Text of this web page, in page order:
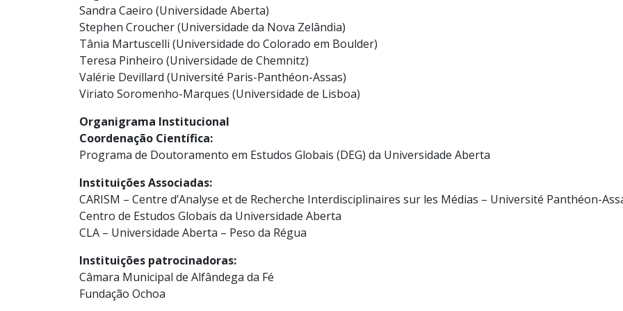
Sandra Caeiro (Universidade Aberta)
Stephen Croucher (Universidade da Nova Zelândia)
Tânia Martuscelli (Universidade do Colorado em Boulder)
Teresa Pinheiro (Universidade de Chemnitz)
Valérie Devillard (Université Paris-Panthéon-Assas)
Viriato Soromenho-Marques (Universidade de Lisboa)
Organigrama Institucional
Coordenação Científica:
Programa de Doutoramento em Estudos Globais (DEG) da Universidade Aberta
Instituições Associadas:
CARISM – Centre d’Analyse et de Recherche Interdisciplinaires sur les Médias – Université Panthéon-
Centro de Estudos Globais da Universidade Aberta
CLA – Universidade Aberta – Peso da Régua
Instituições patrocinadoras:
Câmara Municipal de Alfândega da Fé
Fundação Ochoa